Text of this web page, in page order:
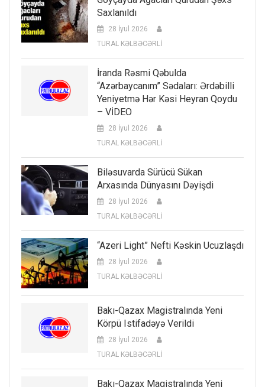
Saxlanıldı
28 İyul 2026
TURAL KƏLBƏCƏRLİ
İranda Rəsmi Qəbulda
“Azərbaycanım” Sədaları: Ərdəbilli
Yeniyetmə Hər Kəsi Heyran Qoydu
– VİDEO
28 İyul 2026
TURAL KƏLBƏCƏRLİ
Biləsuvarda Sürücü Sükan
Arxasında Dünyasını Dəyişdi
28 İyul 2026
TURAL KƏLBƏCƏRLİ
“Azeri Light” Nefti Kəskin Ucuzlaşdı
28 İyul 2026
TURAL KƏLBƏCƏRLİ
Bakı-Qazax Magistralında Yeni
Körpü Istifadəyə Verildi
28 İyul 2026
TURAL KƏLBƏCƏRLİ
Bakı-Qazax Magistralında Yeni